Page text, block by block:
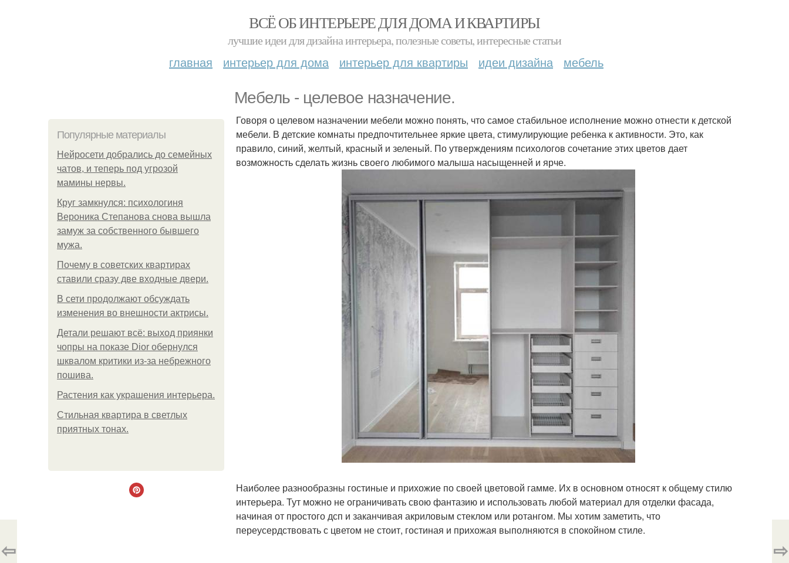
ВСЁ ОБ ИНТЕРЬЕРЕ ДЛЯ ДОМА И КВАРТИРЫ
лучшие идеи для дизайна интерьера, полезные советы, интересные статьи
главная интерьер для дома интерьер для квартиры идеи дизайна мебель
Мебель - целевое назначение.
Популярные материалы
Нейросети добрались до семейных
чатов, и теперь под угрозой
мамины нервы.
Круг замкнулся: психологиня
Вероника Степанова снова вышла
замуж за собственного бывшего
мужа.
Почему в советских квартирах
ставили сразу две входные двери.
В сети продолжают обсуждать
изменения во внешности актрисы.
Детали решают всё: выход приянки
чопры на показе Dior обернулся
шквалом критики из-за небрежного
пошива.
Растения как украшения интерьера.
Стильная квартира в светлых
приятных тонах.
Говоря о целевом назначении мебели можно понять, что самое стабильное исполнение можно отнести к детской
мебели. В детские комнаты предпочтительнее яркие цвета, стимулирующие ребенка к активности. Это, как
правило, синий, желтый, красный и зеленый. По утверждениям психологов сочетание этих цветов дает
возможность сделать жизнь своего любимого малыша насыщенней и ярче.
Наиболее разнообразны гостиные и прихожие по своей цветовой гамме. Их в основном относят к общему стилю
интерьера. Тут можно не ограничивать свою фантазию и использовать любой материал для отделки фасада,
начиная от простого дсп и заканчивая акриловым стеклом или ротангом. Мы хотим заметить, что
переусердствовать с цветом не стоит, гостиная и прихожая выполняются в спокойном стиле.
⇦ ⇨